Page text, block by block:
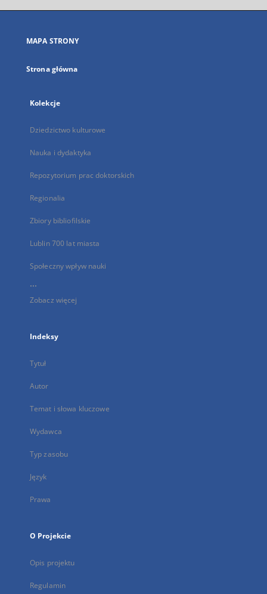
się
karcie
MAPA STRONY
Strona główna
Kolekcje
Dziedzictwo kulturowe
Nauka i dydaktyka
Repozytorium prac doktorskich
Regionalia
Zbiory bibliofilskie
Lublin 700 lat miasta
Społeczny wpływ nauki
...
Zobacz więcej
Indeksy
Tytuł
Autor
Temat i słowa kluczowe
Wydawca
Typ zasobu
Język
Prawa
O Projekcie
Opis projektu
Regulamin